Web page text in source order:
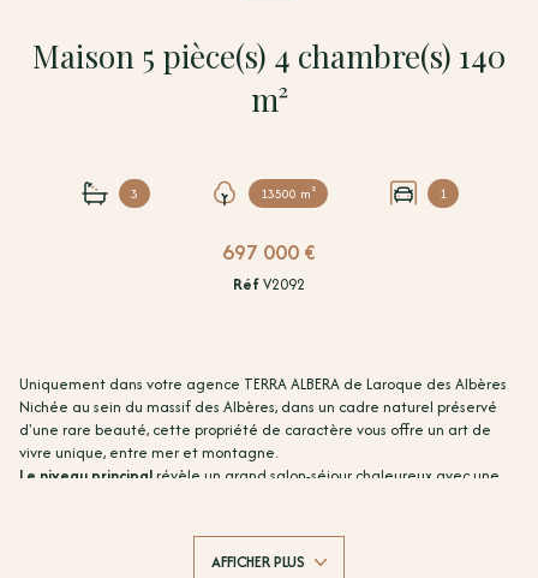
Maison 5 pièce(s) 4 chambre(s) 140
m²
3 13500 m² 1
697 000 €
RéfV2092
Uniquement dans votre agence TERRA ALBERA de Laroque des Albères
Nichée au sein du massif des Albères, dans un cadre naturel préservé
d'une rare beauté, cette propriété de caractère vous offre un art de
vivre unique, entre mer et montagne.
Le niveau principalrévèle un grand salon-séjour chaleureux avec une
nombreuses terrasses bénéficiant de panoramas saisissants sur la mer
AFFICHER PLUS